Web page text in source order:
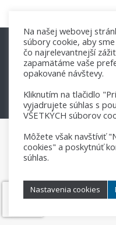
© 2017 - 2026 SK-
Na našej webovej
súbory cookie, aby
čo najrelevantnejší
zapamätáme vaše
opakované návštevy.
Kliknutím na tlačidlo
vyjadrujete súhlas s
VŠETKÝCH súborov
Môžete však navštíviť
cookies" a poskytnúť
súhlas.
Nastavenia cookies